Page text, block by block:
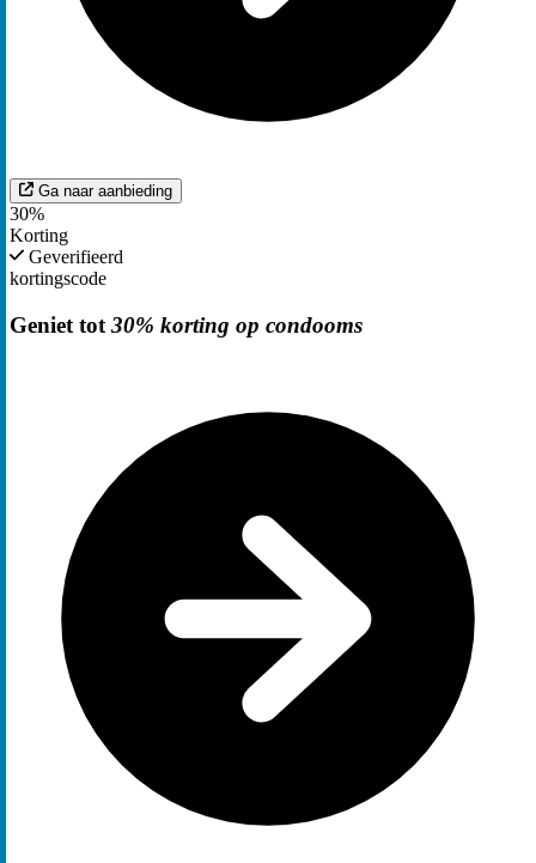
Ga naar aanbieding
30%
Korting
Geverifieerd
kortingscode
Geniet tot 30% korting op condooms